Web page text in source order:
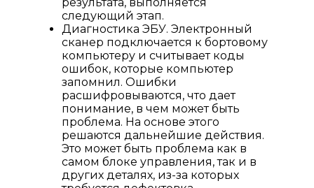
следующий этап.
Диагностика ЭБУ. Электронный
сканер подключается к бортовому
компьютеру и считывает коды
ошибок, которые компьютер
запомнил. Ошибки
расшифровываются, что дает
понимание, в чем может быть
проблема. На основе этого
решаются дальнейшие действия.
Это может быть проблема как в
самом блоке управления, так и в
других деталях, из-за которых